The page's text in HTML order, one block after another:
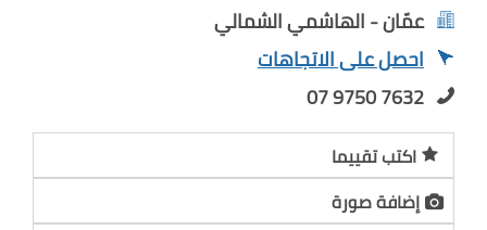
عمّان - الهاشمي الشمالي
احصل على الاتجاهات
07 9750 7632
اكتب تقييما
إضافة صورة